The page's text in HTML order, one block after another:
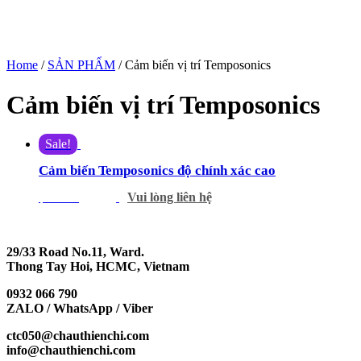
Home / SẢN PHẨM / Cảm biến vị trí Temposonics
Cảm biến vị trí Temposonics
Sale!
Cảm biến Temposonics độ chính xác cao
Vui lòng liên hệ
29/33 Road No.11, Ward.
Thong Tay Hoi, HCMC, Vietnam
0932 066 790
ZALO / WhatsApp / Viber
ctc050@chauthienchi.com
info@chauthienchi.com